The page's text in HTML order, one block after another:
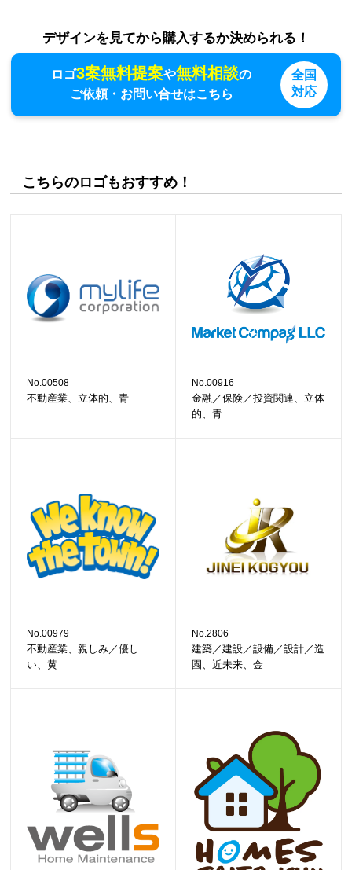
デザインを見てから購入するか決められる！
ロゴ3案無料提案や無料相談の
ご依頼・お問い合せはこちら
全国
対応
こちらのロゴもおすすめ！
No.00508
不動産業、立体的、青
No.00916
金融／保険／投資関連、立体
的、青
No.00979
不動産業、親しみ／優し
い、黄
No.2806
建築／建設／設備／設計／造
園、近未来、金